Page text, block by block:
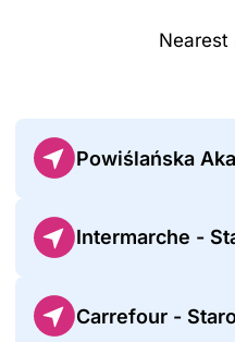
Nearest
Powiślańska
Intermarche -
Carrefour -